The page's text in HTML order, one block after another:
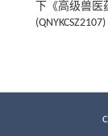
下《高级兽
(QNYKCSZ2107)